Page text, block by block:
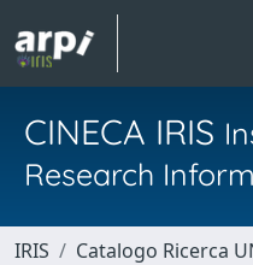
CINECA IRIS
Research
IRIS Catalogo Ricerca